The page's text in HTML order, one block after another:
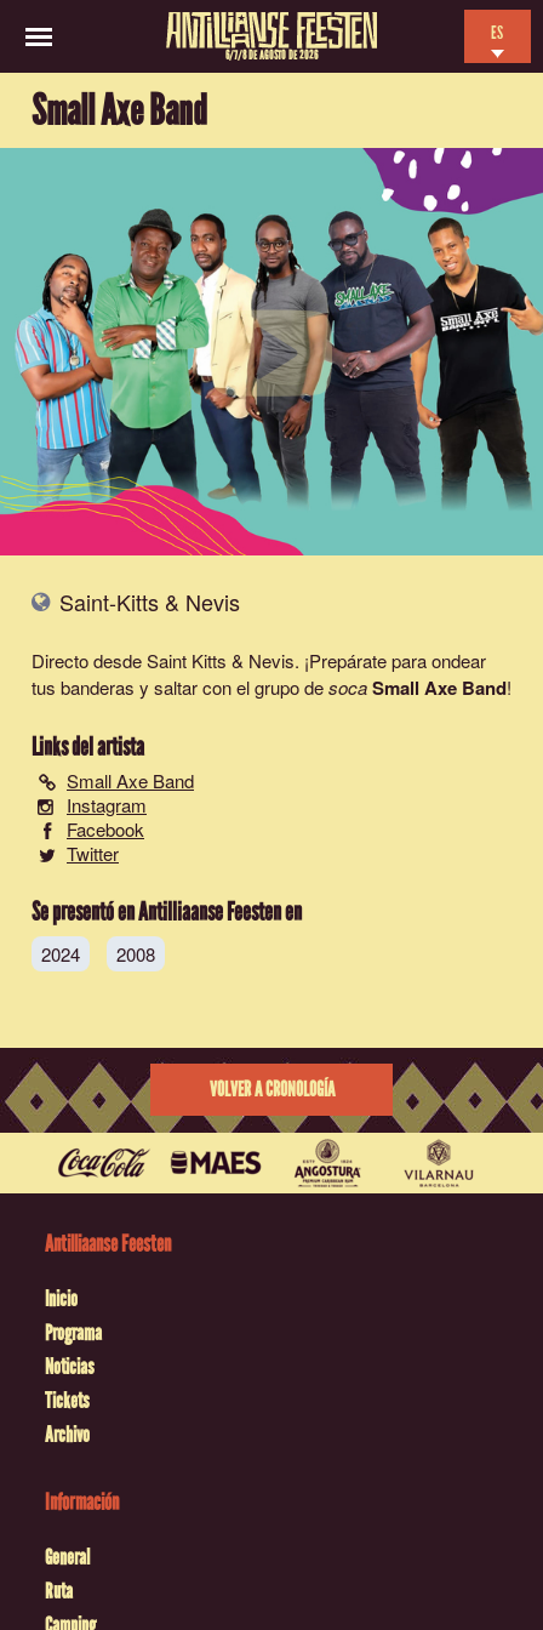
6/7/8 DE AGOSTO DE 2026
ES
Small Axe Band
Saint-Kitts & Nevis
Directo desde Saint Kitts & Nevis. ¡Prepárate para ondear
tus banderas y saltar con el grupo desocaSmall Axe Band!
Links del artista
Small Axe Band
Instagram
Facebook
Twitter
Se presentó en Antilliaanse Feesten en
2024 2008
VOLVER A CRONOLOGÍA
Antilliaanse Feesten
Inicio
Programa
Noticias
Tickets
Archivo
Información
General
Ruta